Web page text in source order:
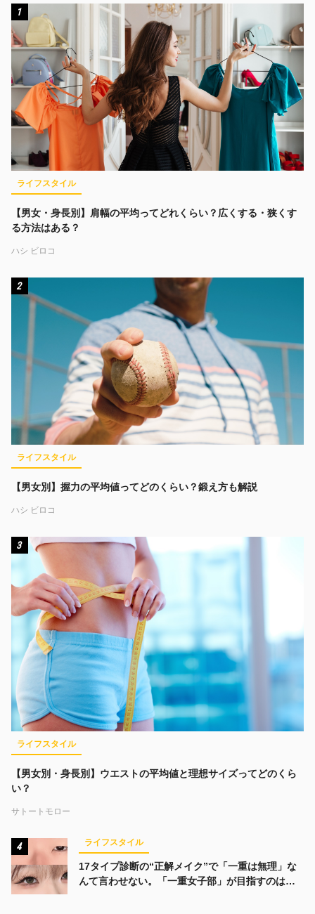
1
ライフスタイル
【男女・身長別】肩幅の平均ってどれくらい？広くする・狭くす
る方法はある？
ハシ ビロコ
2
ライフスタイル
【男女別】握力の平均値ってどのくらい？鍛え方も解説
ハシ ビロコ
3
ライフスタイル
【男女別・身長別】ウエストの平均値と理想サイズってどのくら
い？
サトートモロー
4 ライフスタイル
17タイプ診断の“正解メイク”で「一重は無理」な
んて言わせない。「一重女子部」が目指すのは、